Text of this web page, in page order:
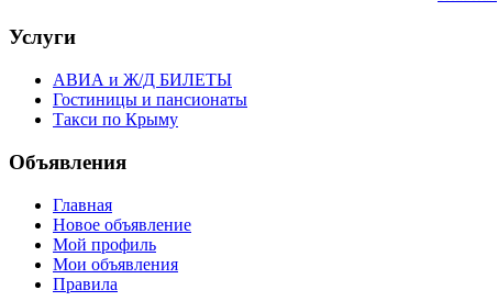
Услуги
АВИА и Ж/Д БИЛЕТЫ
Гостиницы и пансионаты
Такси по Крыму
Объявления
Главная
Новое объявление
Мой профиль
Мои объявления
Правила